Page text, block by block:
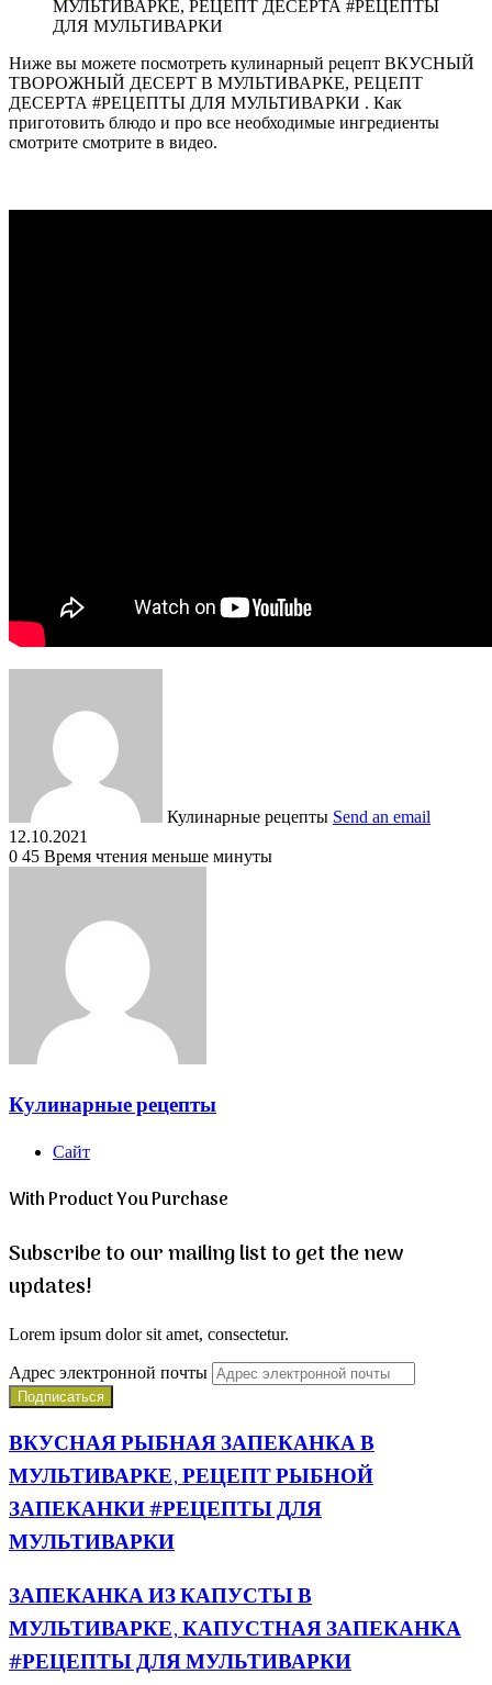
Ниже вы можете посмотреть кулинарный рецепт ВКУСНЫЙ
ТВОРОЖНЫЙ ДЕСЕРТ В МУЛЬТИВАРКЕ, РЕЦЕПТ
ДЕСЕРТА #РЕЦЕПТЫ ДЛЯ МУЛЬТИВАРКИ . Как
приготовить блюдо и про все необходимые ингредиенты
смотрите смотрите в видео.
Кулинарные рецепты Send an email
12.10.2021
0 45 Время чтения меньше минуты
Кулинарные рецепты
Сайт
With Product You Purchase
Subscribe to our mailing list to get the new
updates!
Lorem ipsum dolor sit amet, consectetur.
Адрес электронной почты
ВКУСНАЯ РЫБНАЯ ЗАПЕКАНКА В
МУЛЬТИВАРКЕ, РЕЦЕПТ РЫБНОЙ
ЗАПЕКАНКИ #РЕЦЕПТЫ ДЛЯ
МУЛЬТИВАРКИ
ЗАПЕКАНКА ИЗ КАПУСТЫ В
МУЛЬТИВАРКЕ, КАПУСТНАЯ ЗАПЕКАНКА
#РЕЦЕПТЫ ДЛЯ МУЛЬТИВАРКИ